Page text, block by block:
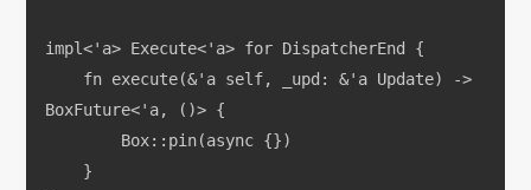
impl<'a> Execute<'a> for DispatcherEnd {
BoxFuture<'a, ()> {
        Box::pin(async {})
    }